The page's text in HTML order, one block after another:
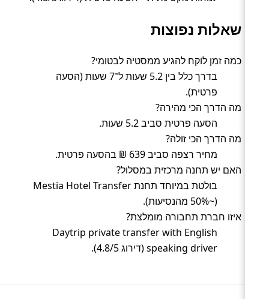
שאלות נפוצות
כמה זמן לוקח להגיע ממסטיה לבטומי?
בדרך כלל בין 5.2 שעות ל־7 שעות (הסעה
פרטית).
מה הדרך הכי מהירה?
הסעה פרטית סביב 5.2 שעות.
מה הדרך הכי זולה?
מחיר רצפה סביב 639 ₪ בהסעה פרטית.
האם יש תחנה מרכזית במסלול?
בולטת במיוחד תחנת Mestia Hotel Transfer
(~50% מהנסיעות).
איזו חברת תחבורה מומלצת?
Daytrip private transfer with English
speaking driver (דירוג 4.8/5).